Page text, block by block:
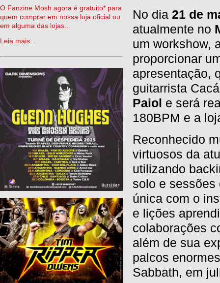
O Fanzine Mosh agora é gratuito* para
quem comprar em nossa loja oficial ou
em alguma das lojas...
Leia mais...
No dia 21 de
atualmente no
um workshow,
proporcionar
apresentação,
guitarrista
Paiol e será
180BPM e a
Reconhecido
virtuosos da
utilizando
solo e sessões
única com o
e lições
colaborações
além de sua
palcos
Sabbath, em